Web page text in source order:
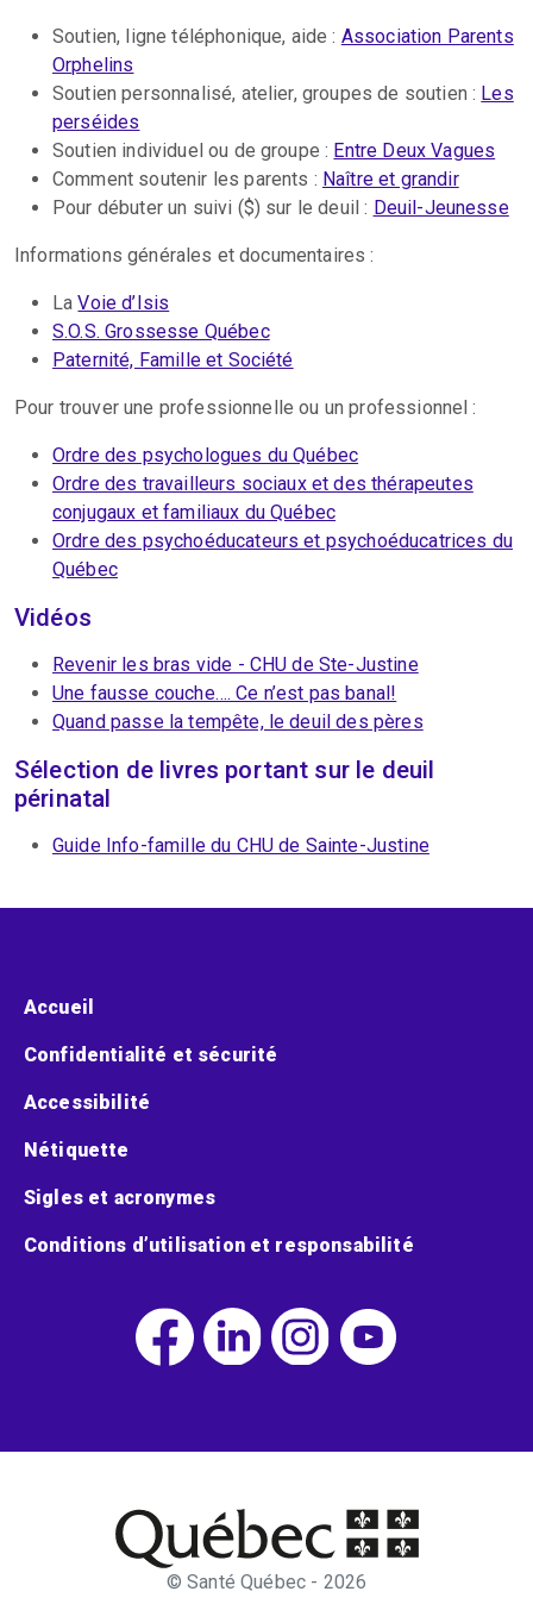
Soutien, ligne téléphonique, aide : Association Parents
Orphelins
Soutien personnalisé, atelier, groupes de soutien : Les
perséides
Soutien individuel ou de groupe : Entre Deux Vagues
Comment soutenir les parents : Naître et grandir
Pour débuter un suivi ($) sur le deuil : Deuil-Jeunesse
Informations générales et documentaires :
LaVoie d’Isis
S.O.S. Grossesse Québec
Paternité, Famille et Société
Pour trouver une professionnelle ou un professionnel :
Ordre des psychologues du Québec
Ordre des travailleurs sociaux et des thérapeutes
conjugaux et familiaux du Québec
Ordre des psychoéducateurs et psychoéducatrices du
Québec
Vidéos
Revenir les bras vide - CHU de Ste-Justine
Une fausse couche…. Ce n’est pas banal!
Quand passe la tempête, le deuil des pères
Sélection de livres portant sur le deuil
périnatal
Guide Info-famille du CHU de Sainte-Justine
Menu pied de page
Accueil
Confidentialité et sécurité
Accessibilité
Nétiquette
Sigles et acronymes
Conditions d’utilisation et responsabilité
© Santé Québec - 2026